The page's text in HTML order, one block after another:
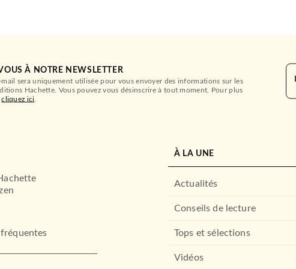
À NOTRE NEWSLETTER
mail sera uniquement utilisée pour vous envoyer des informations sur les
Hachette. Vous pouvez vous désinscrire à tout moment. Pour plus
cliquez ici
À LA UNE
Actualités
Conseils de lecture
Tops et sélections
Vidéos